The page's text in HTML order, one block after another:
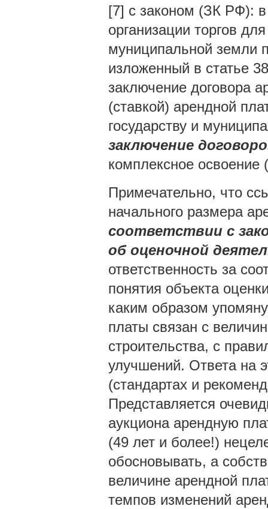
[7] с законом (ЗК РФ): в
организации торгов
муниципальной земли
изложенный в статье
заключение договора
(ставкой) арендной
государству и
заключение
комплексное
Примечательно, что
начального размера
соответствии с
об оценочной
ответственность за
понятия объекта
каким образом
платы связан с
строительства, с
улучшений. Ответа на
(стандартах и
Представляется
аукциона арендную
(49 лет и более!)
обосновывать, а
величине арендной
темпов изменений